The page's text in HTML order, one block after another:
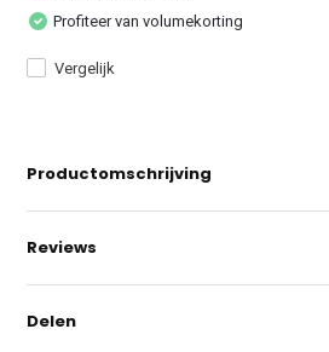
Profiteer van volumekorting
Vergelijk
Productomschrijving
Reviews
Delen